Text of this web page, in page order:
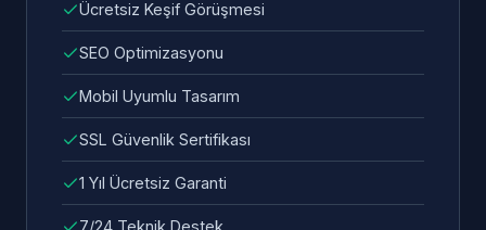
Ücretsiz Keşif Görüşmesi
SEO Optimizasyonu
Mobil Uyumlu Tasarım
SSL Güvenlik Sertifikası
1 Yıl Ücretsiz Garanti
7/24 Teknik Destek